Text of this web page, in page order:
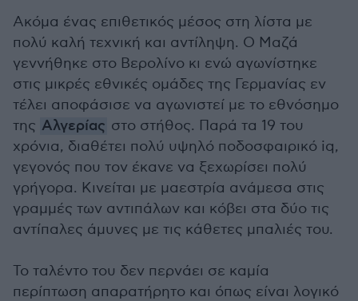
Ακόμα ένας επιθετικός μέσος στη λίστα με
πολύ καλή τεχνική και αντίληψη. Ο Μαζά
γεννήθηκε στο Βερολίνο κι ενώ αγωνίστηκε
στις μικρές εθνικές ομάδες της Γερμανίας εν
τέλει αποφάσισε να αγωνιστεί με το εθνόσημο
της Αλγερίας στο στήθος. Παρά τα 19 του
χρόνια, διαθέτει πολύ υψηλό ποδοσφαιρικό iq,
γεγονός που τον έκανε να ξεχωρίσει πολύ
γρήγορα. Κινείται με μαεστρία ανάμεσα στις
γραμμές των αντιπάλων και κόβει στα δύο τις
αντίπαλες άμυνες με τις κάθετες μπαλιές του.
Το ταλέντο του δεν περνάει σε καμία
περίπτωση απαρατήρητο και όπως είναι λογικό